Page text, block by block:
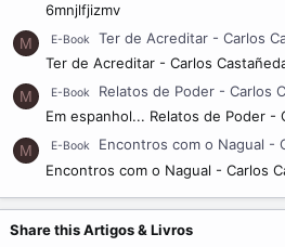
6mnjlfjizmv
M
E-Book
Ter de Acreditar - Carlos
Ter de Acreditar - Carlos
M
E-Book
Relatos de Poder - Carlos
Em espanhol... Relatos de Poder -
M
E-Book
Encontros com o Nagual -
Encontros com o Nagual - Carlos
Share this Artigos & Livros